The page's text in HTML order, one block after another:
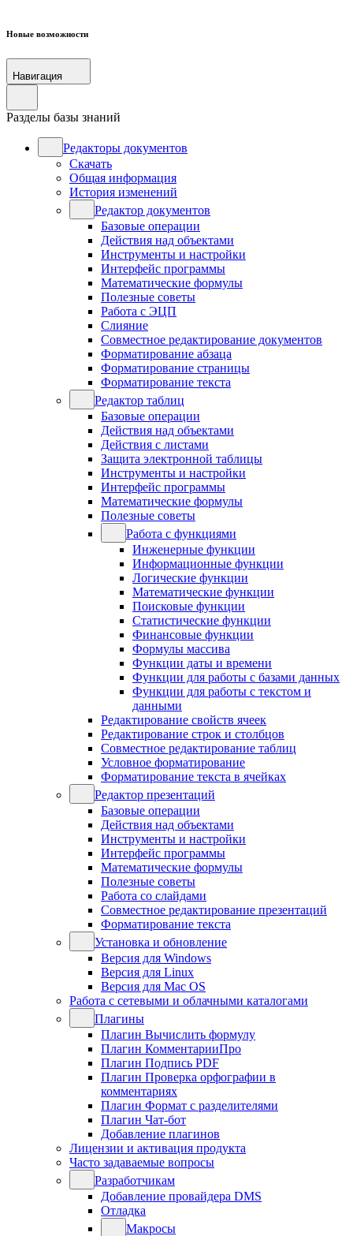
Новые возможности
Навигация
Разделы базы знаний
Редакторы документов
Скачать
Общая информация
История изменений
Редактор документов
Базовые операции
Действия над объектами
Инструменты и настройки
Интерфейс программы
Математические формулы
Полезные советы
Работа с ЭЦП
Слияние
Совместное редактирование документов
Форматирование абзаца
Форматирование страницы
Форматирование текста
Редактор таблиц
Базовые операции
Действия над объектами
Действия с листами
Защита электронной таблицы
Инструменты и настройки
Интерфейс программы
Математические формулы
Полезные советы
Работа с функциями
Инженерные функции
Информационные функции
Логические функции
Математические функции
Поисковые функции
Статистические функции
Финансовые функции
Формулы массива
Функции даты и времени
Функции для работы с базами данных
Функции для работы с текстом и
данными
Редактирование свойств ячеек
Редактирование строк и столбцов
Совместное редактирование таблиц
Условное форматирование
Форматирование текста в ячейках
Редактор презентаций
Базовые операции
Действия над объектами
Инструменты и настройки
Интерфейс программы
Математические формулы
Полезные советы
Работа со слайдами
Совместное редактирование презентаций
Форматирование текста
Установка и обновление
Версия для Windows
Версия для Linux
Версия для Mac OS
Работа с сетевыми и облачными каталогами
Плагины
Плагин Вычислить формулу
Плагин КомментарииПро
Плагин Подпись PDF
Плагин Проверка орфографии в
комментариях
Плагин Формат с разделителями
Плагин Чат-бот
Добавление плагинов
Лицензии и активация продукта
Часто задаваемые вопросы
Разработчикам
Добавление провайдера DMS
Отладка
Макросы